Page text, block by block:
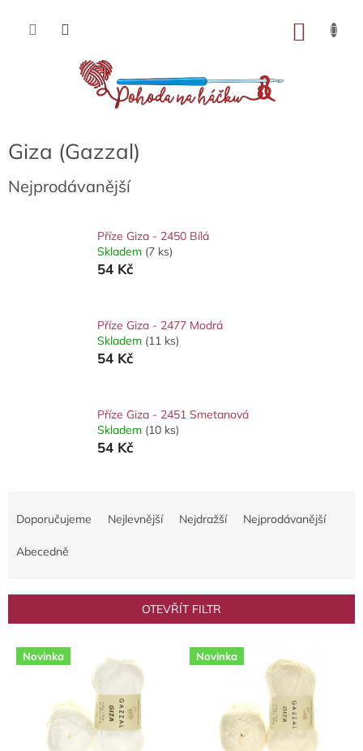
obsah
Giza (Gazzal)
Nejprodávanější
Příze Giza - 2450 Bílá
Skladem (7 ks)
54 Kč
Příze Giza - 2477 Modrá
Skladem (11 ks)
54 Kč
Příze Giza - 2451 Smetanová
Skladem (10 ks)
54 Kč
r
d
Doporučujeme Nejlevnější Nejdražší Nejprodávanější
Abecedně
OTEVŘÍT FILTR
V Novinka Novinka